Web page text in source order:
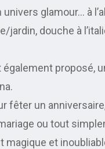
glamour… à
jardin, douche à
proposé,
fêter un
ou tout
magique et